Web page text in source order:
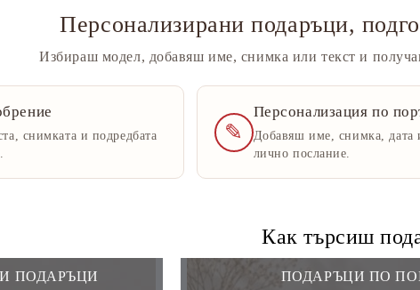
Персонализирани подаръци,
Избираш модел, добавяш име, снимка или текст и
снимката и подредбата
✎
Персонализация по
Добавяш име, снимка, дата
лично послание.
Как търсиш
ПОДАРЪЦИ ПОДАРЪЦИ ПО